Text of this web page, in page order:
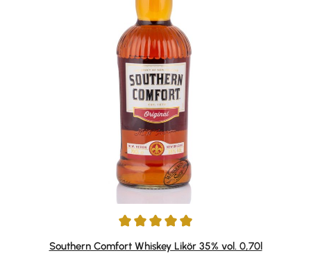
Durchschnittliche Bewertung von 4.88 von 5 Sternen
Southern Comfort Whiskey Likör 35% vol. 0,70l